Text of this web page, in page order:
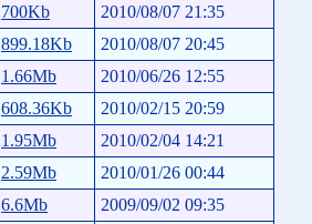
700Kb
2010/08/07 21:35
899.18Kb
2010/08/07 20:45
1.66Mb
2010/06/26 12:55
608.36Kb
2010/02/15 20:59
1.95Mb
2010/02/04 14:21
2.59Mb
2010/01/26 00:44
6.6Mb
2009/09/02 09:35